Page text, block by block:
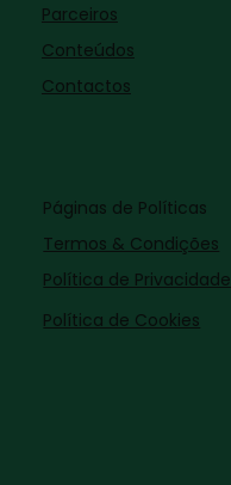
Páginas de Políticas
Termos & Condições
Política de Privacidade
Política de Cookies
Parceiros
Conteúdos
Contactos